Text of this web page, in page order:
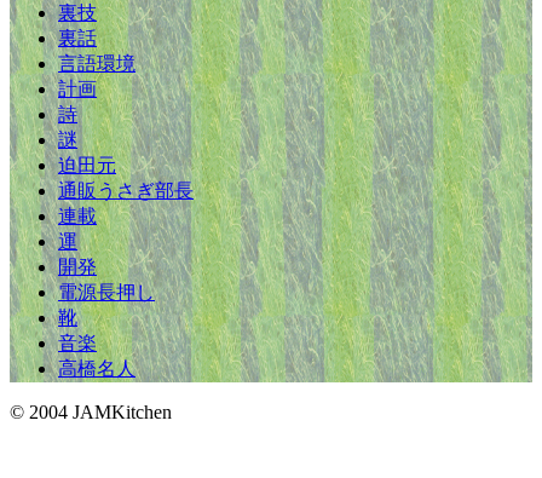
裏技
裏話
言語環境
計画
詩
謎
迫田元
通販うさぎ部長
連載
運
開発
電源長押し
靴
音楽
高橋名人
© 2004 JAMKitchen